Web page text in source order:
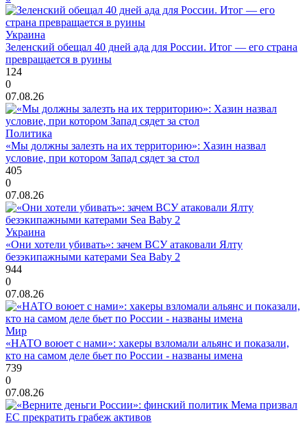
Украина
Зеленский обещал 40 дней ада для России. Итог — его страна
превращается в руины
124
0
07.08.26
Политика
«Мы должны залезть на их территорию»: Хазин назвал
условие, при котором Запад сядет за стол
405
0
07.08.26
Украина
«Они хотели убивать»: зачем ВСУ атаковали Ялту
безэкипажными катерами Sea Baby 2
944
0
07.08.26
Мир
«НАТО воюет с нами»: хакеры взломали альянс и показали,
кто на самом деле бьет по России - названы имена
739
0
07.08.26